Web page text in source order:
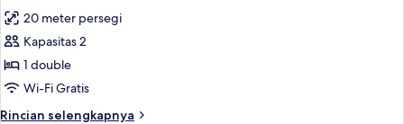
foto
untuk
Kamar
Standar
20 meter persegi
Kapasitas 2
1 double
Wi-Fi Gratis
Rincian selengkapnya
Rincian